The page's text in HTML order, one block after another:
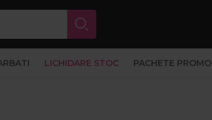
LICHIDARE STOC PACHETE PROMO